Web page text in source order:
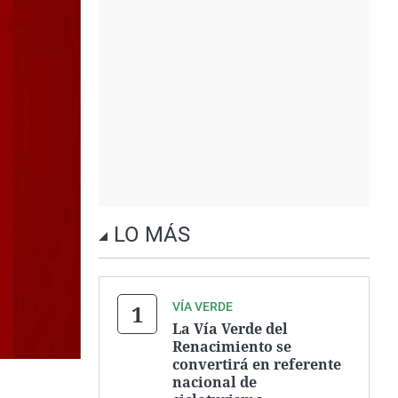
LO MÁS
VÍA VERDE
La Vía Verde del
Renacimiento se
convertirá en referente
nacional de